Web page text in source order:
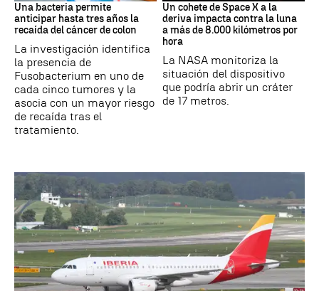
Una bacteria permite
anticipar hasta tres años la
recaída del cáncer de colon
La investigación identifica
la presencia de
Fusobacterium en uno de
cada cinco tumores y la
asocia con un mayor riesgo
de recaída tras el
tratamiento.
Un cohete de Space X a la
deriva impacta contra la luna
a más de 8.000 kilómetros por
hora
La NASA monitoriza la
situación del dispositivo
que podría abrir un cráter
de 17 metros.